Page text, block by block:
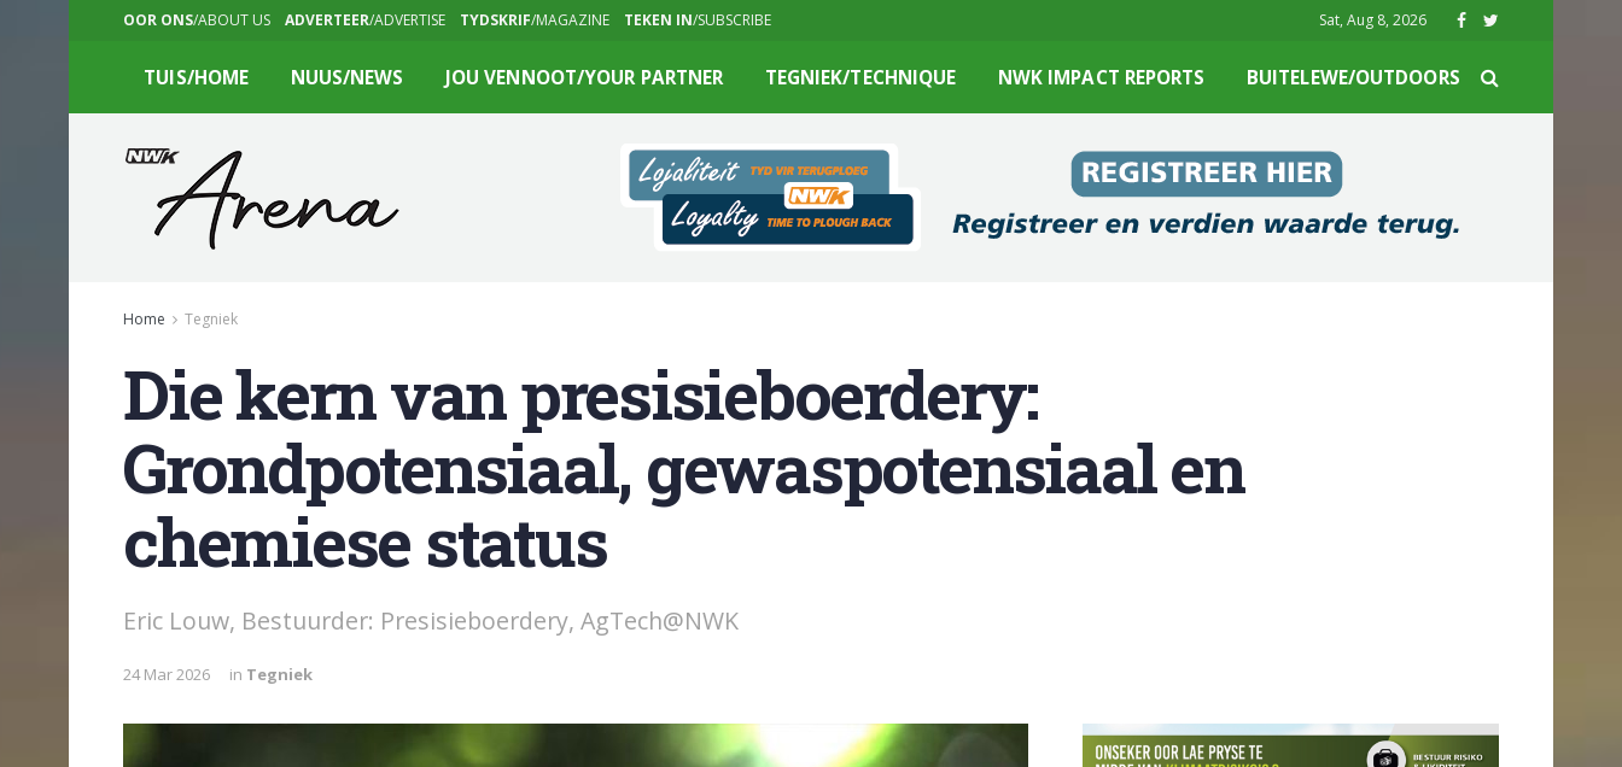
OOR ONS/ABOUT US ADVERTEER/ADVERTISE TYDSKRIF/MAGAZINE TEKEN IN/SUBSCRIBE Sat, Aug 8, 2026
TUIS/HOME NUUS/NEWS JOU VENNOOT/YOUR PARTNER TEGNIEK/TECHNIQUE NWK IMPACT REPORTS BUITELEWE/OUTDOORS
Home Tegniek
Die kern van presisieboerdery:
Grondpotensiaal, gewaspotensiaal en
chemiese status
Eric Louw, Bestuurder: Presisieboerdery, AgTech@NWK
24 Mar 2026 in Tegniek